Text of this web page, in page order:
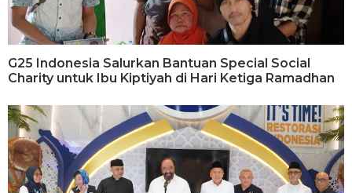
G25 Indonesia Salurkan Bantuan Special Social
Charity untuk Ibu Kiptiyah di Hari Ketiga Ramadhan